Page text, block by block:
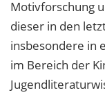
Motivforschung
dieser in den
insbesondere in
im Bereich der